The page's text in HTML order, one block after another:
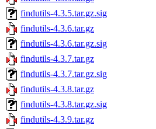
findutils-4.3.5.tar.gz.sig
findutils-4.3.6.tar.gz
findutils-4.3.6.tar.gz.sig
findutils-4.3.7.tar.gz
findutils-4.3.7.tar.gz.sig
findutils-4.3.8.tar.gz
findutils-4.3.8.tar.gz.sig
findutils-4.3.9.tar.gz